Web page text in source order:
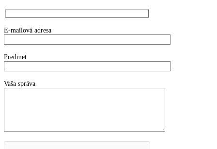
E-mailová adresa
Predmet
Vaša správa